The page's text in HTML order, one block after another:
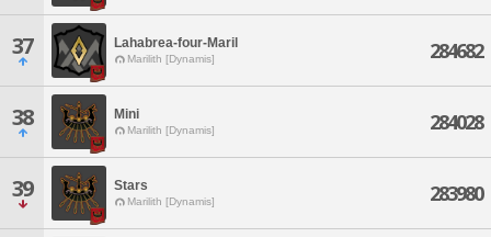
37 Lahabrea-four-Maril
Marilith [Dynamis] 284682
38 Mini
Marilith [Dynamis] 284028
39 Stars
Marilith [Dynamis] 283980